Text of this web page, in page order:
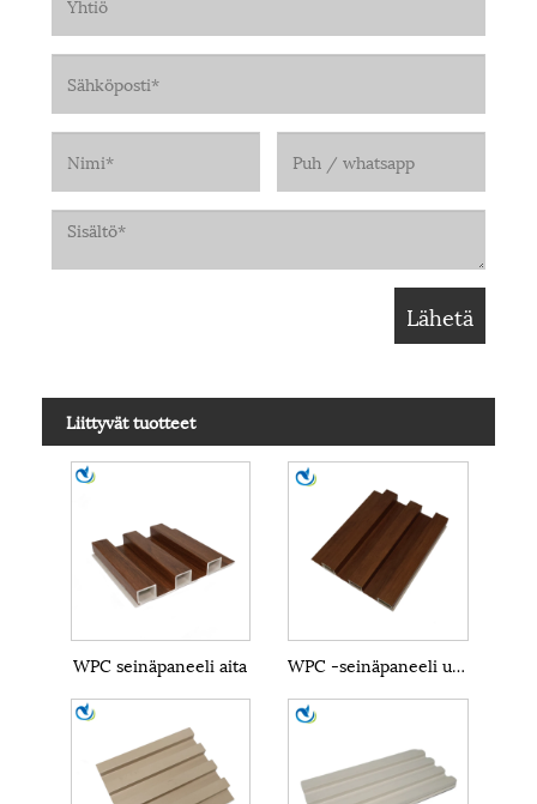
Liittyvät tuotteet
WPC seinäpaneeli aita WPC -seinäpaneeli ulkona